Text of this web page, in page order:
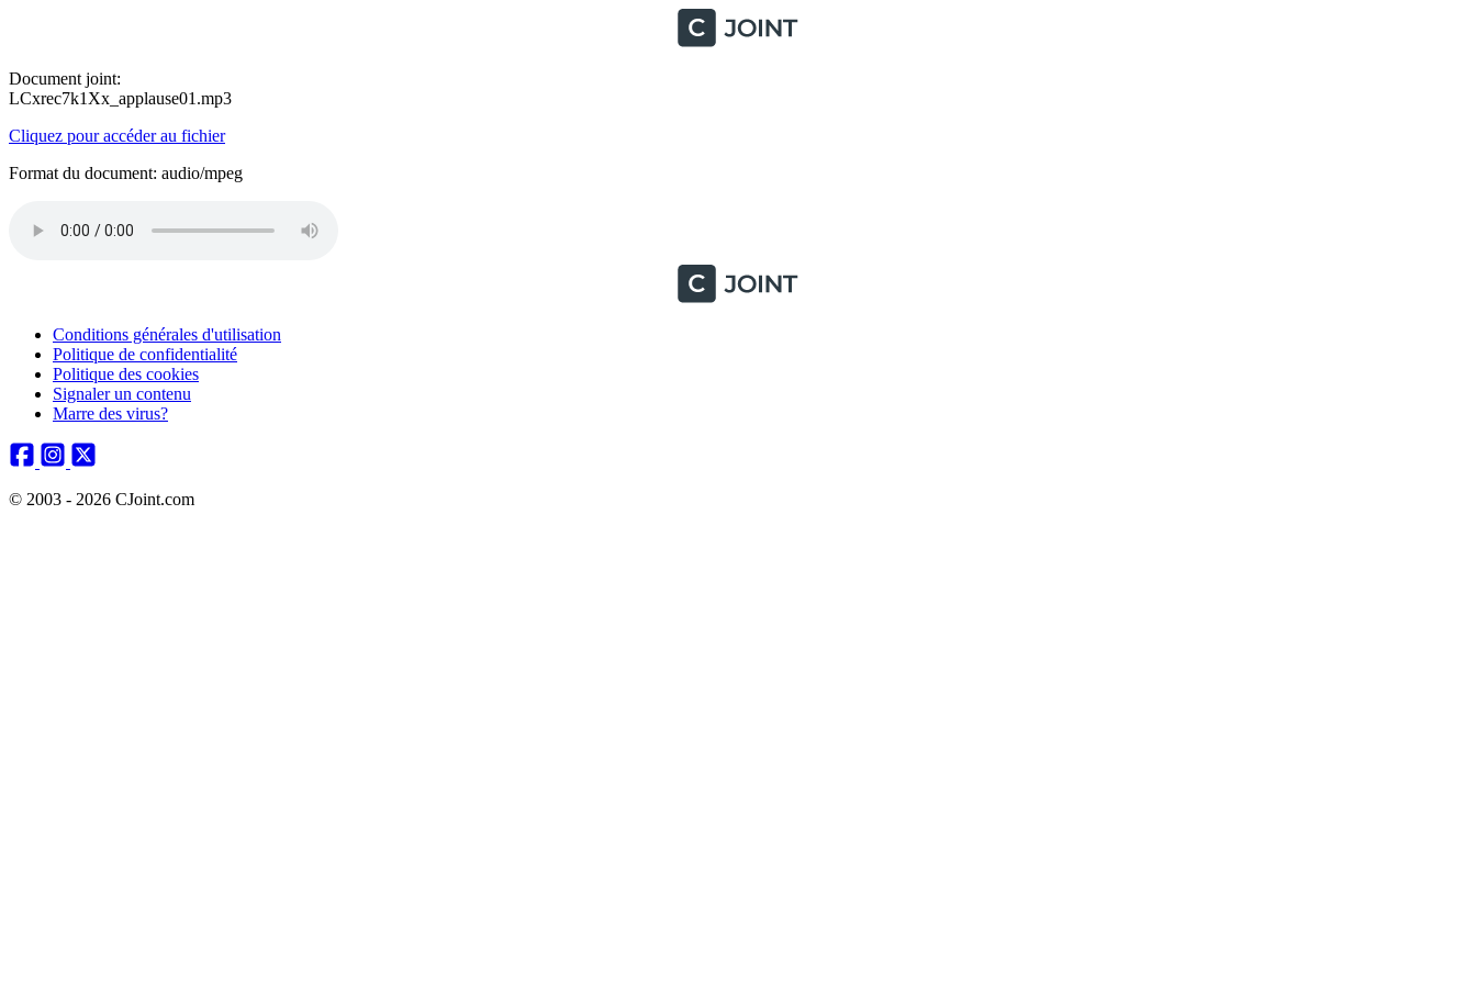
Document joint:
LCxrec7k1Xx_applause01.mp3
Cliquez pour accéder au fichier
Format du document: audio/mpeg
Conditions générales d'utilisation
Politique de confidentialité
Politique des cookies
Signaler un contenu
Marre des virus?
© 2003 - 2026 CJoint.com